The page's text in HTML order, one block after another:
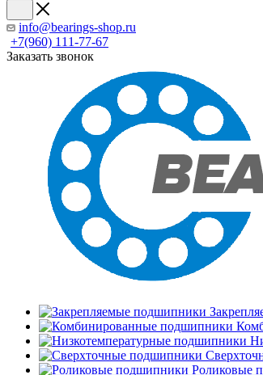
info@bearings-shop.ru
+7(960) 111-77-67
Заказать звонок
Роликовые